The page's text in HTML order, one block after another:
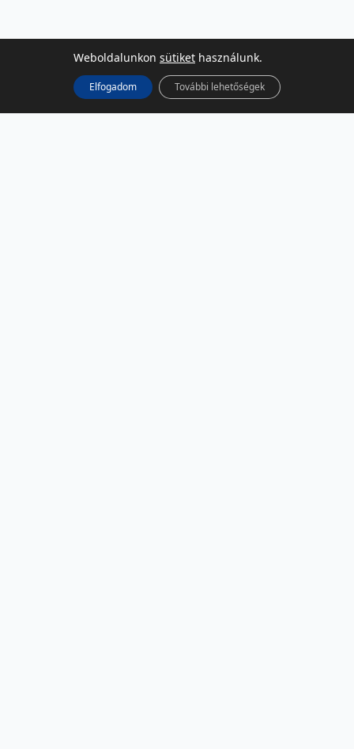
Weboldalunkon sütiket használunk.
Elfogadom További lehetőségek